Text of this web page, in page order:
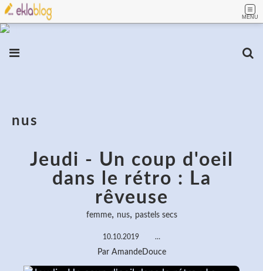
MENU
nus
Jeudi - Un coup d'oeil
dans le rétro : La
rêveuse
femme, nus, pastels secs
10.10.2019 …
Par AmandeDouce